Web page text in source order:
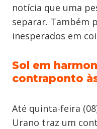
notícia que uma
separar. Também
inesperados em
Sol em
contraponto
Até quinta-feira
Urano traz um